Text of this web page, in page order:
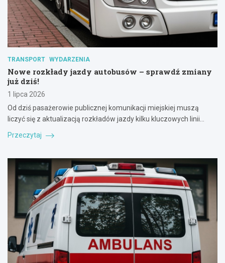
TRANSPORT WYDARZENIA
Nowe rozkłady jazdy autobusów – sprawdź zmiany
już dziś!
1 lipca 2026
Od dziś pasażerowie publicznej komunikacji miejskiej muszą
liczyć się z aktualizacją rozkładów jazdy kilku kluczowych linii…
Przeczytaj